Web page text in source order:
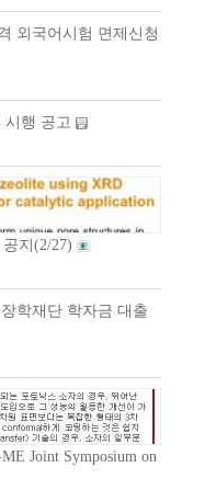
외국어시험 면제신청
시행 공고
지(2/27)
학재단 학자금 대출
Joint Symposium on